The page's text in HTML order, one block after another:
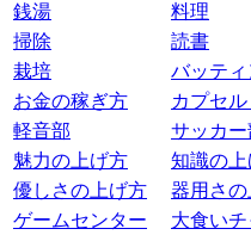
銭湯
料理
掃除
読書
栽培
バッテ
お金の稼ぎ方
カプセル
軽音部
サッカー
魅力の上げ方
知識の
優しさの上げ方
器用さ
ゲームセンター
大食い